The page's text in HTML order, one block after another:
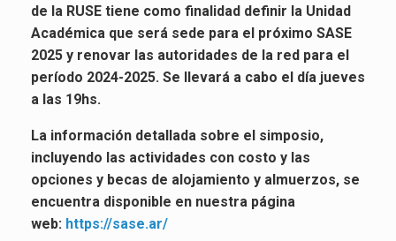
de la RUSE tiene como finalidad definir la Unidad
Académica que será sede para el próximo SASE
2025 y renovar las autoridades de la red para el
período 2024-2025. Se llevará a cabo el día jueves
a las 19hs.
La información detallada sobre el simposio,
incluyendo las actividades con costo y las
opciones y becas de alojamiento y almuerzos, se
encuentra disponible en nuestra página
web: https://sase.ar/